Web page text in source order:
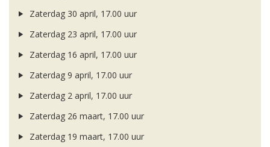
Zaterdag 30 april, 17.00 uur
Zaterdag 23 april, 17.00 uur
Zaterdag 16 april, 17.00 uur
Zaterdag 9 april, 17.00 uur
Zaterdag 2 april, 17.00 uur
Zaterdag 26 maart, 17.00 uur
Zaterdag 19 maart, 17.00 uur